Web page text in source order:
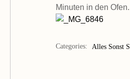
Minuten in den Ofen.
Categories: Alles Sonst